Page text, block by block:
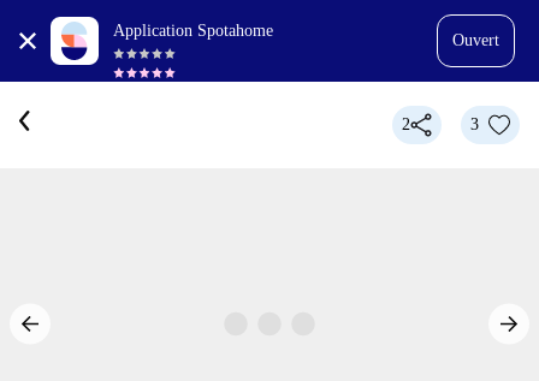
Application Spotahome
Ouvert
2 3